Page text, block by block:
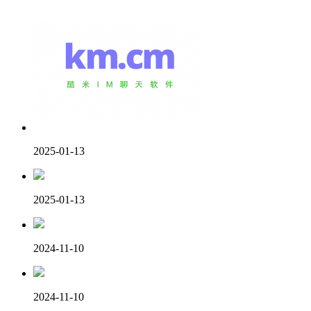
2025-01-13
2025-01-13
2024-11-10
2024-11-10